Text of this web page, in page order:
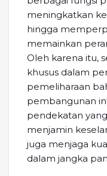
meningkatkan
hingga
memainkan
Oleh karena itu,
khusus dalam
pemeliharaan
pembangunan
pendekatan
menjamin
juga menjaga
dalam jangka